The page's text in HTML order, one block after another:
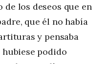
de los deseos que en
que él no había
y pensaba
podido